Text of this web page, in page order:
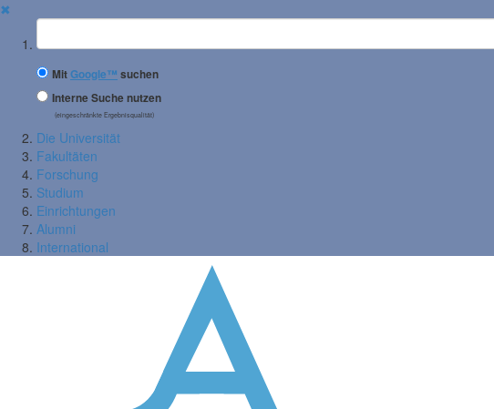
✖
Suchbegriff
MitGoogle™ suchen
Interne Suche nutzen
(eingeschränkte Ergebnisqualität)
Die Universität
Fakultäten
Forschung
Studium
Einrichtungen
Alumni
International